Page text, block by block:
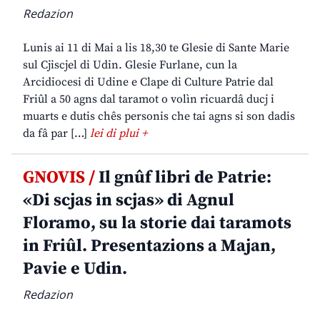
Redazion
Lunis ai 11 di Mai a lis 18,30 te Glesie di Sante Marie
sul Cjiscjel di Udin. Glesie Furlane, cun la
Arcidiocesi di Udine e Clape di Culture Patrie dal
Friûl a 50 agns dal taramot o volìn ricuardâ ducj i
muarts e dutis chês personis che tai agns si son dadis
da fâ par […] lei di plui +
GNOVIS /Il gnûf libri de Patrie:
«Di scjas in scjas» di Agnul
Floramo, su la storie dai taramots
in Friûl. Presentazions a Majan,
Pavie e Udin.
Redazion